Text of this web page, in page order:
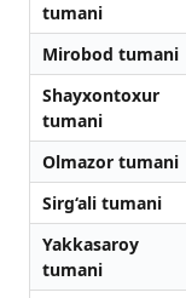
tumani
Mirobod tumani
Shayxontoxur
tumani
Olmazor tumani
Sirg‘ali tumani
Yakkasaroy
tumani